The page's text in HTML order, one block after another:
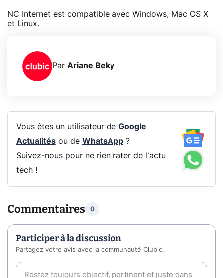
NC Internet est compatible avec Windows, Mac OS X
et Linux.
Par Ariane Beky
Vous êtes un utilisateur de Google
Actualitésou de WhatsApp?
Suivez-nous pour ne rien rater de l'actu
tech !
Commentaires 0
Participer à la discussion
Partagez votre avis avec la communauté Clubic.